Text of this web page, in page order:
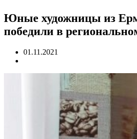
Юные художницы из
победили в
01.11.2021